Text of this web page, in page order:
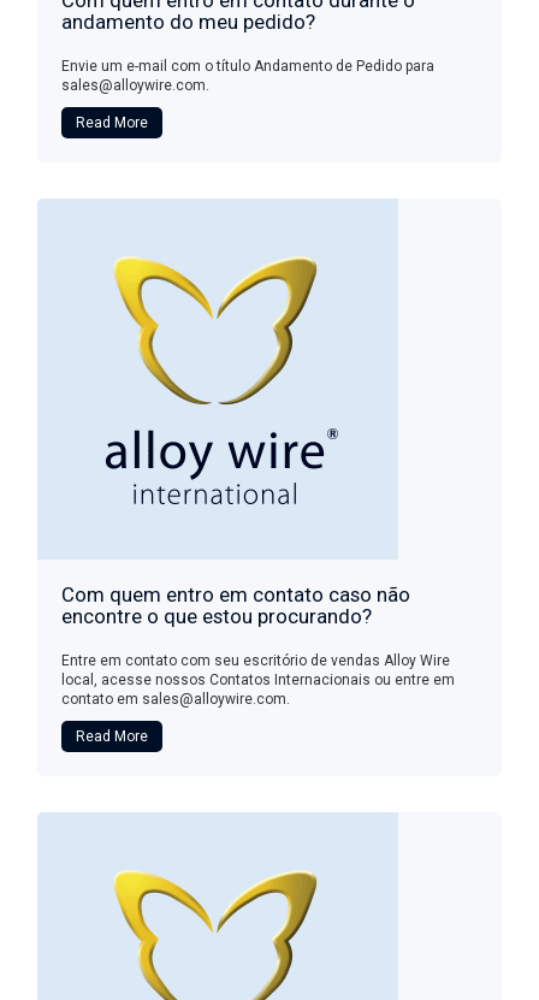
andamento do meu pedido?
Envie um e-mail com o título Andamento de Pedido para
sales@alloywire.com.
Read More
Com quem entro em contato caso não
encontre o que estou procurando?
Entre em contato com seu escritório de vendas Alloy Wire
local, acesse nossos Contatos Internacionais ou entre em
contato em sales@alloywire.com.
Read More